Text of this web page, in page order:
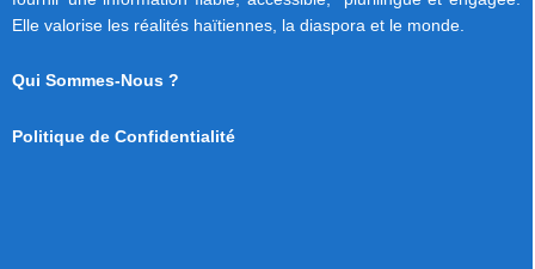
Elle valorise les réalités haïtiennes, la diaspora et le monde.
Qui Sommes-Nous ?
Politique de Confidentialité